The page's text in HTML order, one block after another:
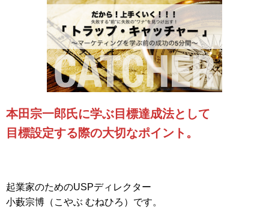
本田宗一郎氏に学ぶ目標達成法として
目標設定する際の大切なポイント。
起業家のためのUSPディレクター
小藪宗博（こやぶ むねひろ）です。